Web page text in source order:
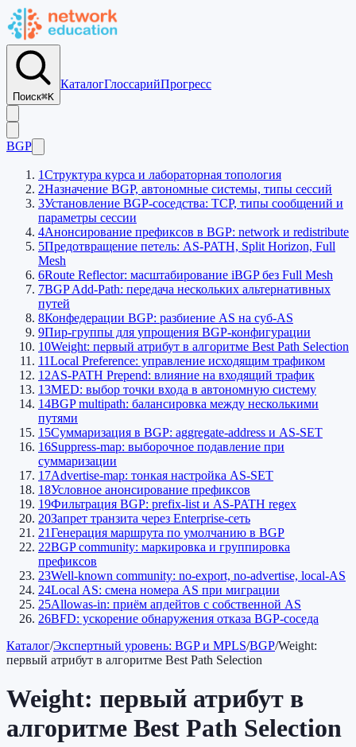
Поиск⌘K
КаталогГлоссарийПрогресс
BGP
1Структура курса и лабораторная топология
2Назначение BGP, автономные системы, типы сессий
3Установление BGP-соседства: TCP, типы сообщений и
параметры сессии
4Анонсирование префиксов в BGP: network и redistribute
5Предотвращение петель: AS-PATH, Split Horizon, Full
Mesh
6Route Reflector: масштабирование iBGP без Full Mesh
7BGP Add-Path: передача нескольких альтернативных
путей
8Конфедерации BGP: разбиение AS на суб-AS
9Пир-группы для упрощения BGP-конфигурации
10Weight: первый атрибут в алгоритме Best Path Selection
11Local Preference: управление исходящим трафиком
12AS-PATH Prepend: влияние на входящий трафик
13MED: выбор точки входа в автономную систему
14BGP multipath: балансировка между несколькими
путями
15Суммаризация в BGP: aggregate-address и AS-SET
16Suppress-map: выборочное подавление при
суммаризации
17Advertise-map: тонкая настройка AS-SET
18Условное анонсирование префиксов
19Фильтрация BGP: prefix-list и AS-PATH regex
20Запрет транзита через Enterprise-сеть
21Генерация маршрута по умолчанию в BGP
22BGP community: маркировка и группировка
префиксов
23Well-known community: no-export, no-advertise, local-AS
24Local AS: смена номера AS при миграции
25Allowas-in: приём апдейтов с собственной AS
26BFD: ускорение обнаружения отказа BGP-соседа
Каталог/Экспертный уровень: BGP и MPLS/BGP/Weight:
первый атрибут в алгоритме Best Path Selection
Weight: первый атрибут в
алгоритме Best Path Selection